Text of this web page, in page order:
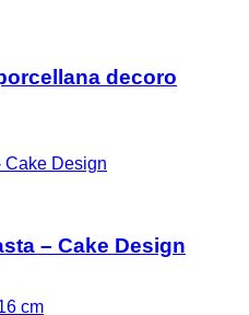
decoro
– Cake Design